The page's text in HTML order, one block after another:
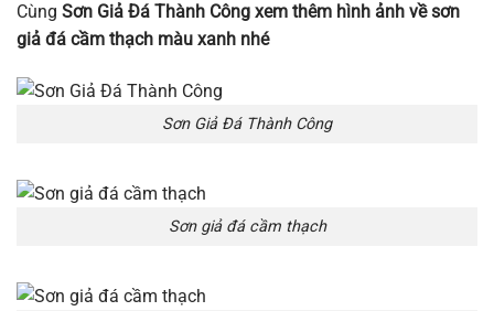
Cùng Sơn Giả Đá Thành Công xem thêm hình ảnh về sơn
giả đá cầm thạch màu xanh nhé
Sơn Giả Đá Thành Công
Sơn giả đá cầm thạch